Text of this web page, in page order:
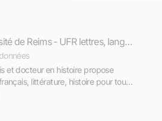
Université de Reims - UFR lettres, langues et sciences humaines
et docteur en histoire propose
littérature, histoire pour tous
ou en ligne